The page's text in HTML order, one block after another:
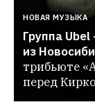
НОВАЯ МУЗЫКА
Группа
из
трибьюте
перед